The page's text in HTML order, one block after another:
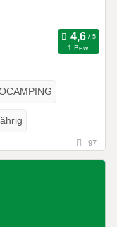
1 Bew.
97